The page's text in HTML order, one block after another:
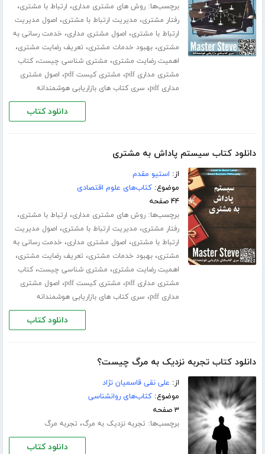
برچسب‌ها:روش های مشتری مداری، ارتباط با مشتری،
رفتار مشتری، مدیریت ارتباط با مشتری، اصول مدیریت
ارتباط با مشتری، اصول مشتری مداری، خدمت رسانی به
مشتری،بهبود خدمات مشتری، تعریف رضایت مشتری،
اهمیت رضایت مشتری، مشتری شناسی چیست،کتاب
مشتری مداری pdf
، مشتری کیست pdf ، اصول مشتری
مداری pdf
، سری کتاب های بازاریابی هوشمندانه
دانلود کتاب
دانلود کتاب سیستم پاداش به مشتری
از: استیو مقدم
موضوع:کتاب‌های علوم اقتصادی
۴۴ صفحه
برچسب‌ها:روش های مشتری مداری، ارتباط با مشتری،
رفتار مشتری، مدیریت ارتباط با مشتری، اصول مدیریت
ارتباط با مشتری، اصول مشتری مداری، خدمت رسانی به
مشتری،بهبود خدمات مشتری، تعریف رضایت مشتری،
اهمیت رضایت مشتری، مشتری شناسی چیست،کتاب
مشتری مداری pdf
، مشتری کیست pdf ، اصول مشتری
مداری pdf
، سری کتاب های بازاریابی هوشمندانه
دانلود کتاب
دانلود کتاب تجربه نزدیک به مرگ چیست؟
از: علی نقی قاسمیان نژاد
موضوع:کتاب‌های روانشناسی
۳ صفحه
برچسب‌ها: تجربه نزدیک به مرگ، تجربه مرگ
دانلود کتاب